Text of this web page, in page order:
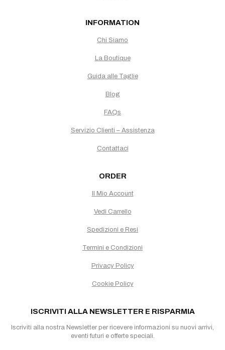
INFORMATION
Chi Siamo
La Boutique
Guida alle Taglie
Blog
FAQs
Servizio Clienti – Assistenza
Contattaci
ORDER
Il Mio Account
Vedi Carrello
Spedizioni e Resi
Termini e Condizioni
Privacy Policy
Cookie Policy
ISCRIVITI ALLA NEWSLETTER E RISPARMIA
Iscriviti alla nostra Newsletter per ricevere informazioni su nuovi arrivi,
eventi futuri e offerte speciali.